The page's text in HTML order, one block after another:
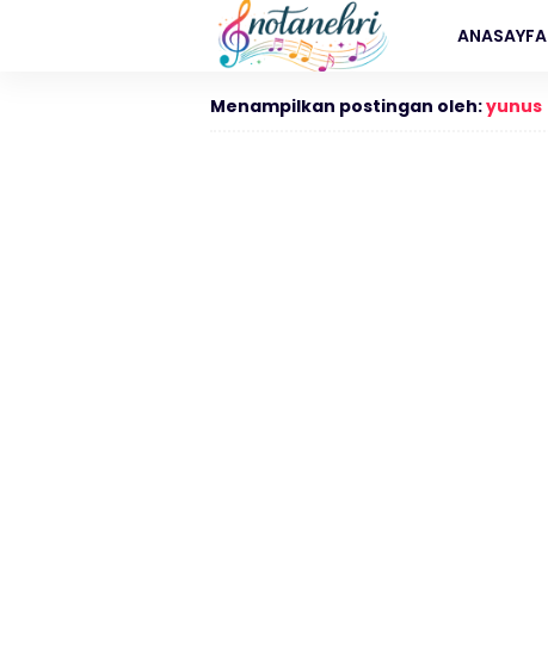
ANASAYFA
Menampilkan postingan oleh:yunus